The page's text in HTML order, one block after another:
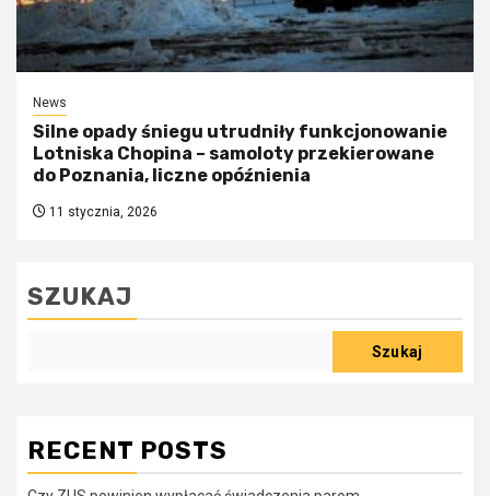
News
Silne opady śniegu utrudniły funkcjonowanie
Lotniska Chopina – samoloty przekierowane
do Poznania, liczne opóźnienia
11 stycznia, 2026
SZUKAJ
Szukaj
RECENT POSTS